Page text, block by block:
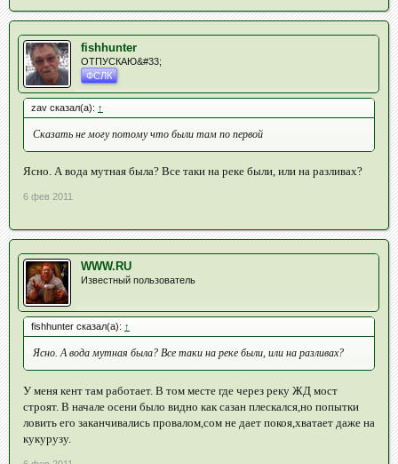
fishhunter
ОТПУСКАЮ&#33;
ФСЛК
zav сказал(а): ↑
Сказать не могу потому что были там по первой
Ясно. А вода мутная была? Все таки на реке были, или на разливах?
6 фев 2011
WWW.RU
Известный пользователь
fishhunter сказал(а): ↑
Ясно. А вода мутная была? Все таки на реке были, или на разливах?
У меня кент там работает. В том месте где через реку ЖД мост
строят. В начале осени было видно как сазан плескался,но попытки
ловить его заканчивались провалом,сом не дает покоя,хватает даже на
кукурузу.